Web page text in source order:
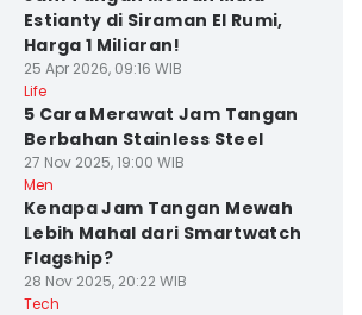
Estianty di Siraman El Rumi,
Harga 1 Miliaran!
25 Apr 2026, 09:16 WIB
Life
5 Cara Merawat Jam Tangan
Berbahan Stainless Steel
27 Nov 2025, 19:00 WIB
Men
Kenapa Jam Tangan Mewah
Lebih Mahal dari Smartwatch
Flagship?
28 Nov 2025, 20:22 WIB
Tech